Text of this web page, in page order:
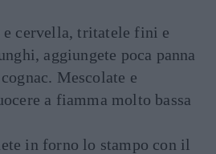
cervella, tritatele fini e
aggiungete poca panna
Mescolate e
a fiamma molto bassa
in forno lo stampo con il